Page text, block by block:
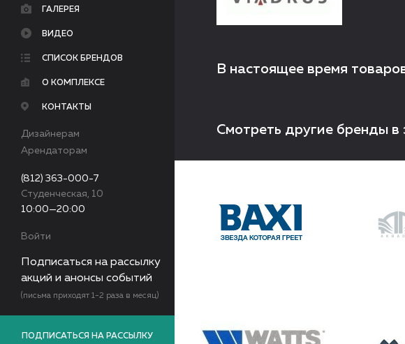
ГАЛЕРЕЯ
ВИДЕО
СПИСОК БРЕНДОВ
О КОМПЛЕКСЕ
КОНТАКТЫ
Дизайнерам
Арендаторам
(812) 363-000-7
Студенческая, 10
10:00—20:00
Войти
Подписаться на рассылку
акций и анонсы событий
(письма приходят 1-2 раза в месяц)
ПОДПИСАТЬСЯ НА РАССЫЛКУ
В настоящее время
Смотреть другие бренды в